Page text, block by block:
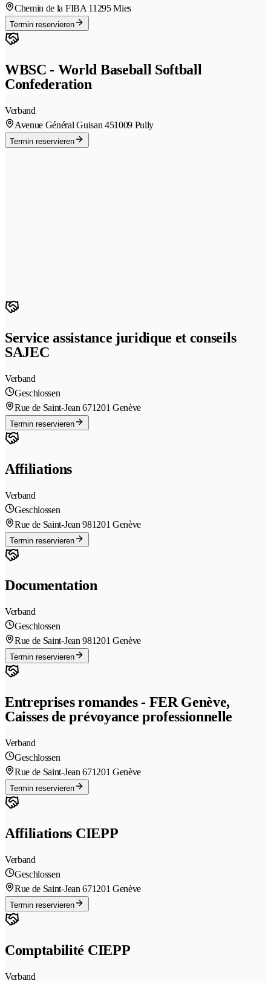
Chemin de la FIBA 11295 Mies
Termin reservieren
WBSC - World Baseball Softball
Confederation
Verband
Avenue Général Guisan 451009 Pully
Termin reservieren
Service assistance juridique et conseils
SAJEC
Verband
Geschlossen
Rue de Saint-Jean 671201 Genève
Termin reservieren
Affiliations
Verband
Geschlossen
Rue de Saint-Jean 981201 Genève
Termin reservieren
Documentation
Verband
Geschlossen
Rue de Saint-Jean 981201 Genève
Termin reservieren
Entreprises romandes - FER Genève,
Caisses de prévoyance professionnelle
Verband
Geschlossen
Rue de Saint-Jean 671201 Genève
Termin reservieren
Affiliations CIEPP
Verband
Geschlossen
Rue de Saint-Jean 671201 Genève
Termin reservieren
Comptabilité CIEPP
Verband